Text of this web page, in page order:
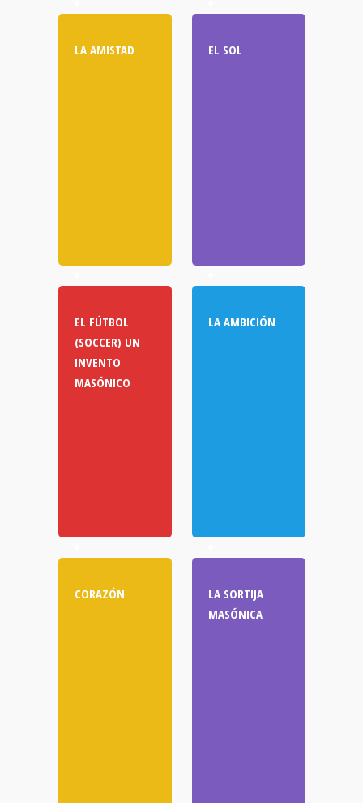
LA AMISTAD EL SOL
EL FÚTBOL
(SOCCER) UN
INVENTO
MASÓNICO
LA AMBICIÓN
CORAZÓN
LA SORTIJA
MASÓNICA